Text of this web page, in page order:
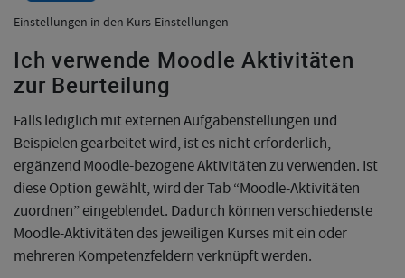
Einstellungen in den Kurs-Einstellungen
Ich verwende Moodle Aktivitäten
zur Beurteilung
Falls lediglich mit externen Aufgabenstellungen und
Beispielen gearbeitet wird, ist es nicht erforderlich,
ergänzend Moodle-bezogene Aktivitäten zu verwenden. Ist
diese Option gewählt, wird der Tab “Moodle-Aktivitäten
zuordnen” eingeblendet. Dadurch können verschiedenste
Moodle-Aktivitäten des jeweiligen Kurses mit ein oder
mehreren Kompetenzfeldern verknüpft werden.